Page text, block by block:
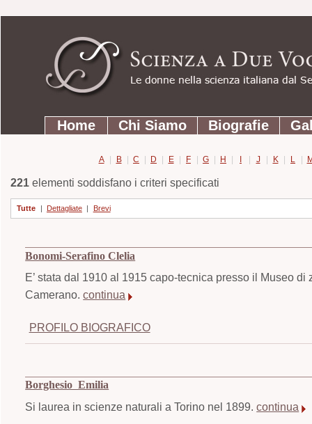
contenuti.
Strumenti
personali
SezioniHome Chi Siamo Biografie
A | B | C | D | E | F | G | H | I | J | K | L |
221elementi soddisfano i criteri specificati
Tutte | Dettagliate | Brevi
Bonomi-Serafino Clelia
E’ stata dal 1910 al 1915 capo-tecnica presso il Museo
Camerano.continua
PROFILO BIOGRAFICO
Borghesio Emilia
Si laurea in scienze naturali a Torino nel 1899.continua